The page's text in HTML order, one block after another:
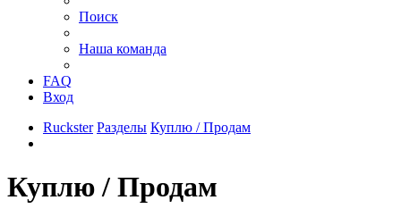
Поиск
Наша команда
FAQ
Вход
Ruckster Разделы Куплю / Продам
Куплю / Продам